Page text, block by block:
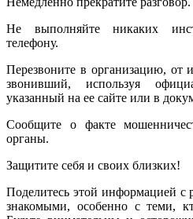
Не выполняйте никаких
телефону.
Перезвоните в организацию, от
звонивший, используя
указанный на ее сайте или в
Сообщите о факте
органы.
Защитите себя и своих близких!
Поделитесь этой информацией с
знакомыми, особенно с теми,